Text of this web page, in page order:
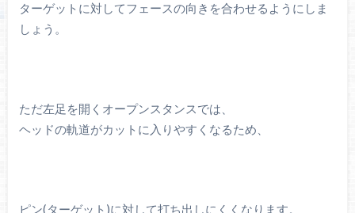
ターゲットに対してフェースの向きを合わせるようにしま
しょう。
ただ左足を開くオープンスタンスでは、
ヘッドの軌道がカットに入りやすくなるため、
ピン(ターゲット)に対して打ち出しにくくなります。